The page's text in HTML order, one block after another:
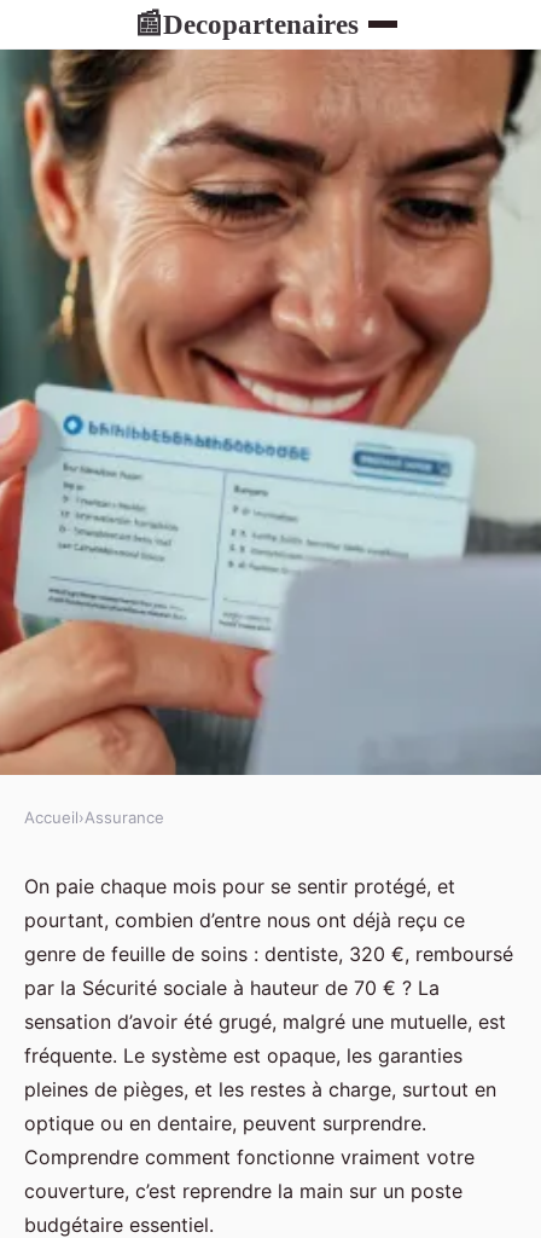
📰Decopartenaires
Les meilleures astuces pour
réussir votre mutuelle santé
Nora•08/05/2026 19:18• 8 min de lecture
Accueil›Assurance
On paie chaque mois pour se sentir protégé, et
pourtant, combien d’entre nous ont déjà reçu ce
genre de feuille de soins : dentiste, 320 €, remboursé
par la Sécurité sociale à hauteur de 70 € ? La
sensation d’avoir été grugé, malgré une mutuelle, est
fréquente. Le système est opaque, les garanties
pleines de pièges, et les restes à charge, surtout en
optique ou en dentaire, peuvent surprendre.
Comprendre comment fonctionne vraiment votre
couverture, c’est reprendre la main sur un poste
budgétaire essentiel.